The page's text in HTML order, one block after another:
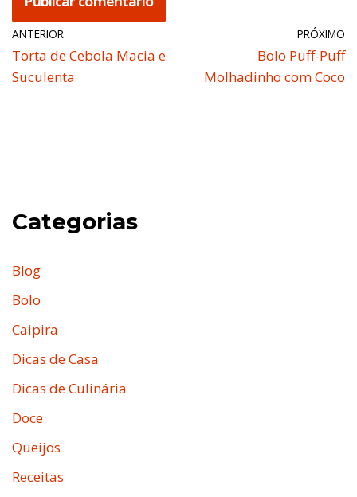
ANTERIOR
Torta de Cebola Macia e
Suculenta
PRÓXIMO
Bolo Puff-Puff
Molhadinho com Coco
Categorias
Blog
Bolo
Caipira
Dicas de Casa
Dicas de Culinária
Doce
Queijos
Receitas